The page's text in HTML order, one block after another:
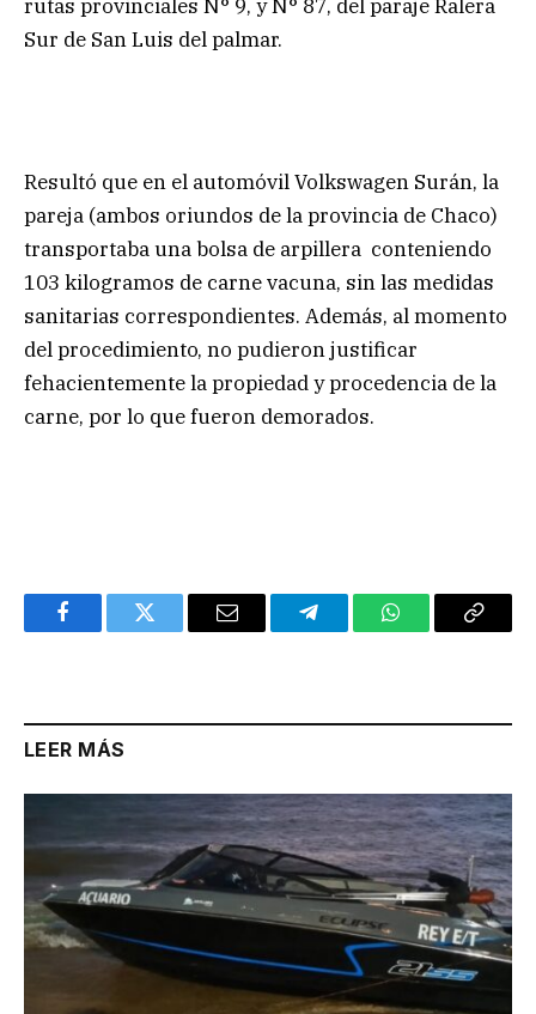
rutas provinciales N° 9, y N° 87, del paraje Ralera
Sur de San Luis del palmar.
Resultó que en el automóvil Volkswagen Surán, la
pareja (ambos oriundos de la provincia de Chaco)
transportaba una bolsa de arpillera conteniendo
103 kilogramos de carne vacuna, sin las medidas
sanitarias correspondientes. Además, al momento
del procedimiento, no pudieron justificar
fehacientemente la propiedad y procedencia de la
carne, por lo que fueron demorados.
FacebookTwitter Email TelegramWhatsAppCopy
LEER MÁS